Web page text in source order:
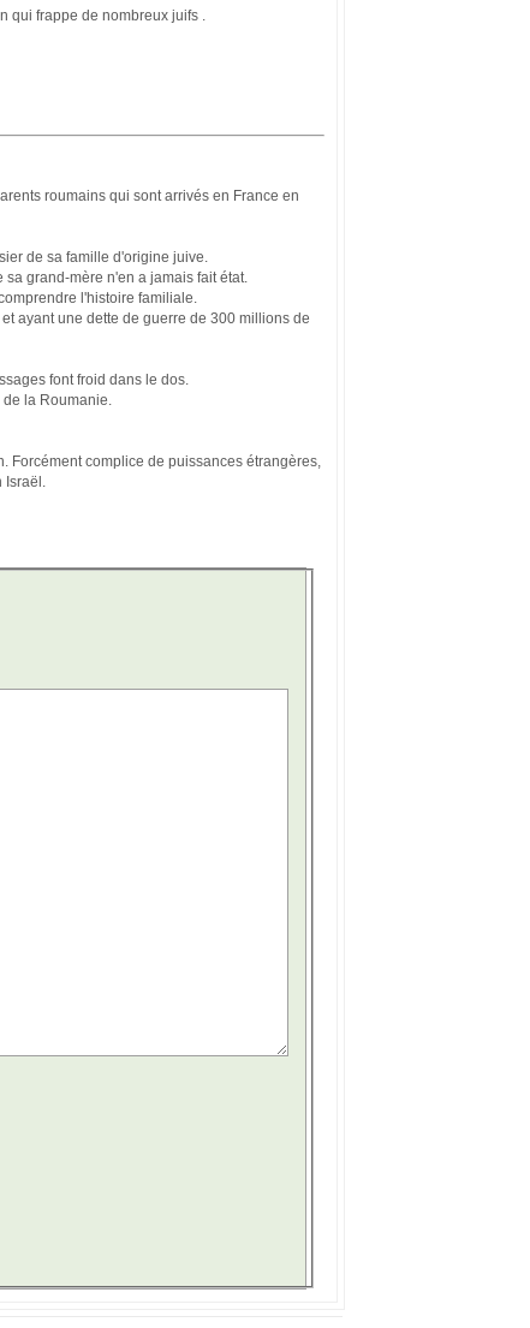
frappe de nombreux juifs .
roumains qui sont arrivés en France en
de sa famille d'origine juive.
grand-mère n'en a jamais fait état.
l'histoire familiale.
ayant une dette de guerre de 300 millions de
font froid dans le dos.
la Roumanie.
Forcément complice de puissances étrangères,